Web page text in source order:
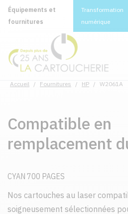
Équipements et
fournitures
Transformation
numérique
Accueil / Fournitures / HP / W2061A
Compatible en
remplacement
CYAN 700 PAGES
Nos cartouches au laser
soigneusement sélectionnées